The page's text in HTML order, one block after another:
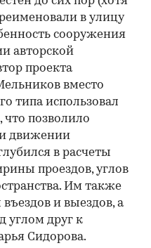
в улицу
сооружения
авторской
проекта
вместо
типа использовал
что позволило
движении
в расчеты
проездов, углов
Им также
и выездов, а
углом друг к
Сидорова.